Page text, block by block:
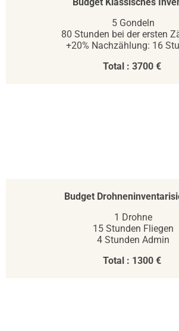
5 Gondeln
80 Stunden bei der ersten
+20% Nachzählung: 16
Total : 3700 €
Budget
1 Drohne
15 Stunden Fliegen
4 Stunden Admin
Total : 1300 €